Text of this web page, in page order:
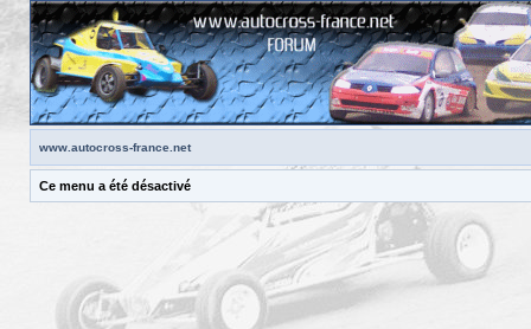
www.autocross-france.net
Ce menu a été désactivé